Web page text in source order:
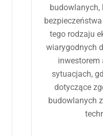
budowlanych,
tego rodzaju
wiarygodnych
inwestorem
sytuacjach,
dotyczące
budowlanych